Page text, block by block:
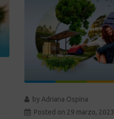
by Adriana Ospina
Posted on 29 marzo, 2023